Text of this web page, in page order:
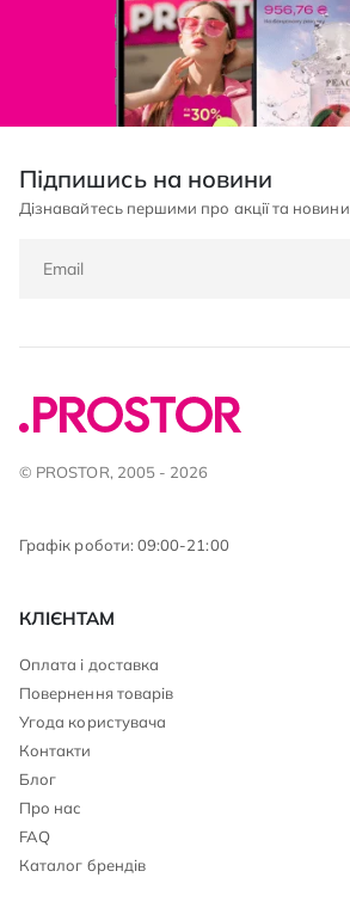
Підпишись на новини
Дізнавайтесь першими про акції та новини
© PROSTOR, 2005 - 2026
Графік роботи: 09:00-21:00
КЛІЄНТАМ
Оплата і доставка
Повернення товарів
Угода користувача
Контакти
Блог
Про нас
FAQ
Каталог брендів